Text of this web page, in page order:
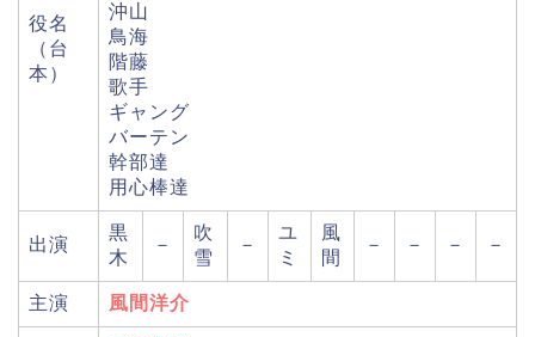
役名
（台
本）
沖山
鳥海
階藤
歌手
ギャング
バーテン
幹部達
用心棒達
出演
黒
木
－
吹
雪
－
ユ
ミ
風
間
－ － － －
主演 風間洋介